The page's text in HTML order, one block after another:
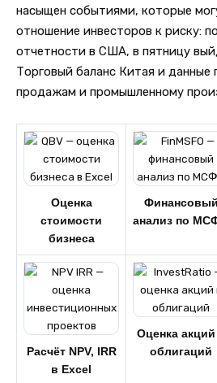
насыщен событиями, которые
отношение инвесторов к риску:
отчетности в США, в пятницу
Торговый баланс Китая и данные
продажам и промышленному
Оценка
стоимости
бизнеса
Финансовый
анализ по
Расчёт NPV, IRR
в Excel
Оценка акций
облигаций